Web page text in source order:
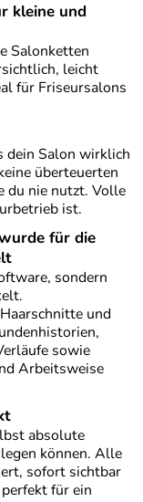
kleine und
Salonketten
leicht
für Friseursalons
dein Salon wirklich
überteuerten
du nie nutzt. Volle
ist.
für die
sondern
und
sowie
Arbeitsweise
absolute
können. Alle
sofort sichtbar
für ein